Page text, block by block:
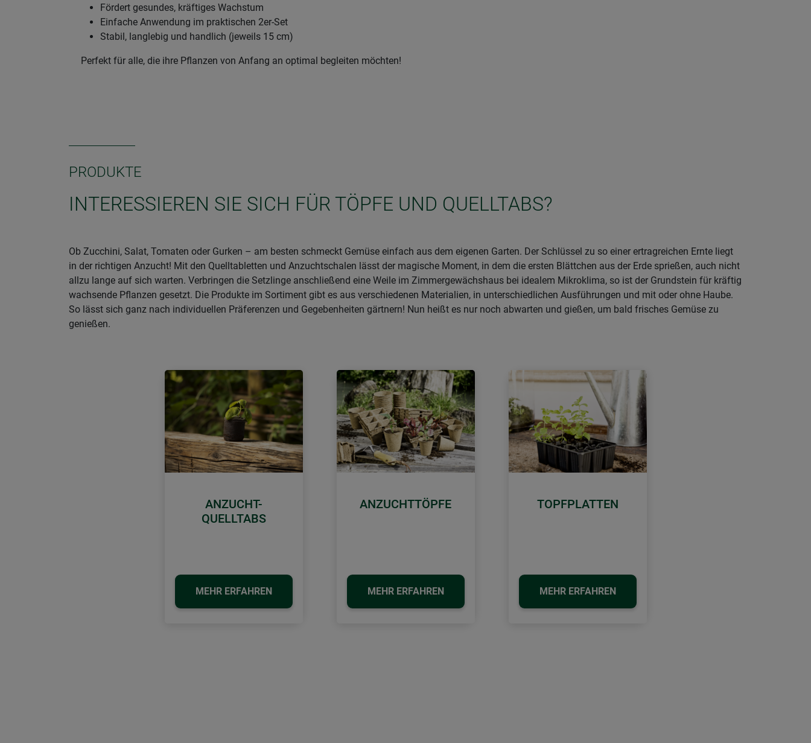
Fördert gesundes, kräftiges Wachstum
Einfache Anwendung im praktischen 2er-Set
Stabil, langlebig und handlich (jeweils 15 cm)
Perfekt für alle, die ihre Pflanzen von Anfang an optimal begleiten möchten!
PRODUKTE
INTERESSIEREN SIE SICH FÜR TÖPFE UND QUELLTABS?
Ob Zucchini, Salat, Tomaten oder Gurken – am besten schmeckt Gemüse einfach aus dem eigenen Garten. Der Schlüssel zu so einer ertragreichen Ernte liegt
in der richtigen Anzucht! Mit den Quelltabletten und Anzuchtschalen lässt der magische Moment, in dem die ersten Blättchen aus der Erde sprießen, auch nicht
allzu lange auf sich warten. Verbringen die Setzlinge anschließend eine Weile im Zimmergewächshaus bei idealem Mikroklima, so ist der Grundstein für kräftig
wachsende Pflanzen gesetzt. Die Produkte im Sortiment gibt es aus verschiedenen Materialien, in unterschiedlichen Ausführungen und mit oder ohne Haube.
So lässt sich ganz nach individuellen Präferenzen und Gegebenheiten gärtnern! Nun heißt es nur noch abwarten und gießen, um bald frisches Gemüse zu
genießen.
ANZUCHT-
QUELLTABS
MEHR ERFAHREN
ANZUCHTTÖPFE
MEHR ERFAHREN
TOPFPLATTEN
MEHR ERFAHREN